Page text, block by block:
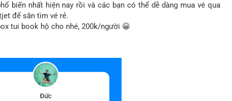
biến nhất hiện nay rồi và các bạn có thể dễ dàng mua vé qua
để săn tìm vé rẻ.
tui book hộ cho nhé, 200k/người 😀